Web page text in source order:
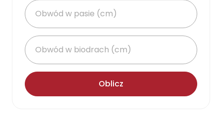
Obwód w pasie (cm)
Obwód w biodrach (cm)